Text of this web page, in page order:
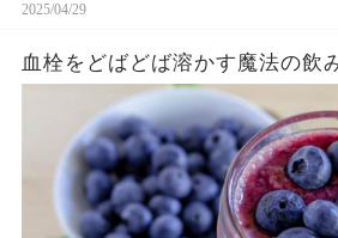
2025/04/29
血栓をどばどば溶かす魔法の飲